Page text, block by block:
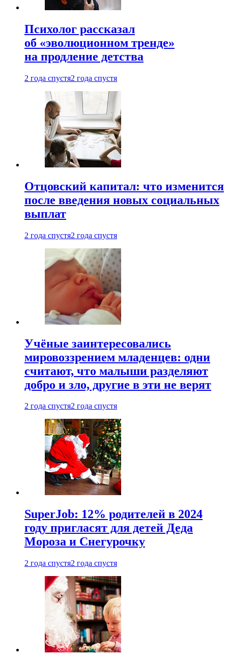
Психолог рассказал
об «эволюционном тренде»
на продление детства
2 года спустя2 года спустя
Отцовский капитал: что изменится
после введения новых социальных
выплат
2 года спустя2 года спустя
Учёные заинтересовались
мировоззрением младенцев: одни
считают, что малыши разделяют
добро и зло, другие в эти не верят
2 года спустя2 года спустя
SuperJob: 12% родителей в 2024
году пригласят для детей Деда
Мороза и Снегурочку
2 года спустя2 года спустя